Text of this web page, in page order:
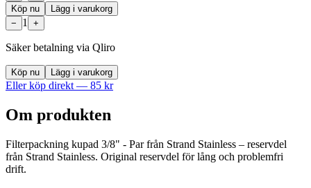
Köp nu
Lägg i varukorg
−
1 +
Säker betalning via Qliro
Köp nu Lägg i varukorg
Eller köp direkt — 85 kr
Om produkten
Filterpackning kupad 3/8" - Par från Strand Stainless – reservdel
från Strand Stainless. Original reservdel för lång och problemfri
drift.